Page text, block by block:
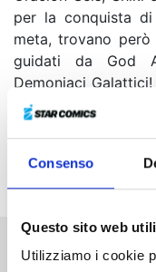
Consenso
Questo sito web
Utilizziamo i cookie
per la conquista
meta, trovano
guidati da God
Demoniaci
linea di difesa,
armi
superficie...